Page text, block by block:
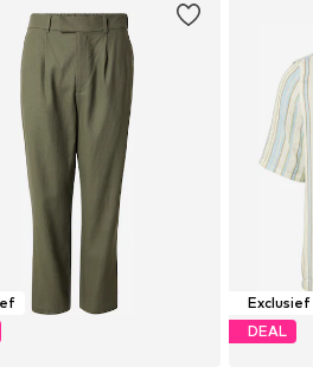
Exclusief
DEAL